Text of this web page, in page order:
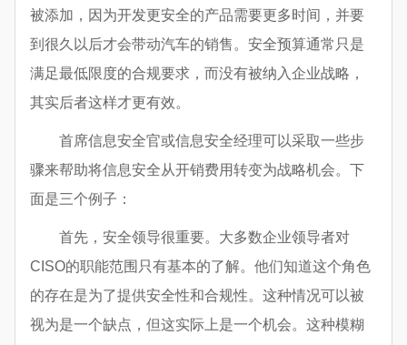
被添加，因为开发更安全的产品需要更多时间，并要
到很久以后才会带动汽车的销售。安全预算通常只是
满足最低限度的合规要求，而没有被纳入企业战略，
其实后者这样才更有效。
首席信息安全官或信息安全经理可以采取一些步
骤来帮助将信息安全从开销费用转变为战略机会。下
面是三个例子：
首先，安全领导很重要。大多数企业领导者对
CISO的职能范围只有基本的了解。他们知道这个角色
的存在是为了提供安全性和合规性。这种情况可以被
视为是一个缺点，但这实际上是一个机会。这种模糊